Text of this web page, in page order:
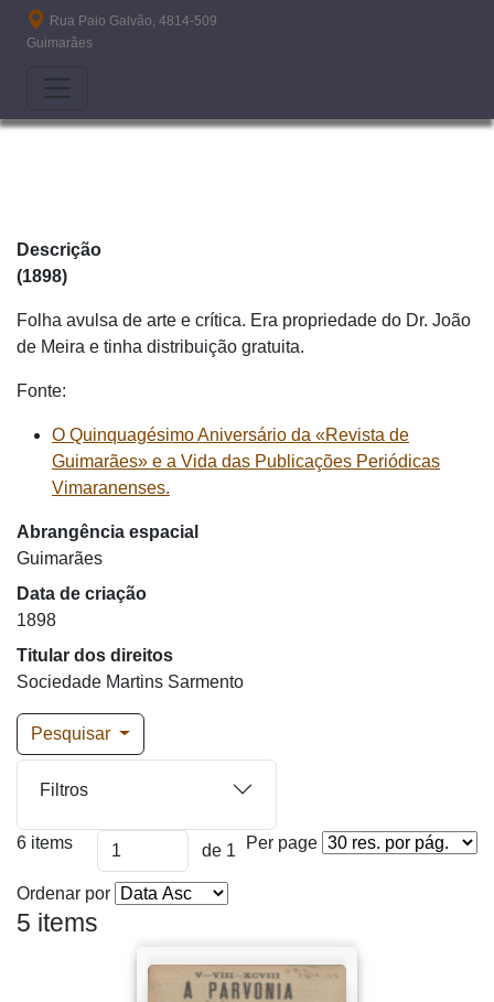
Passar para o conteúdo principal
Rua Paio Galvão, 4814-509
Guimarães
Descrição
(1898)
Folha avulsa de arte e crítica. Era propriedade do Dr. João
de Meira e tinha distribuição gratuita.
Fonte:
O Quinquagésimo Aniversário da «Revista de
Guimarães» e a Vida das Publicações Periódicas
Vimaranenses.
Abrangência espacial
Guimarães
Data de criação
1898
Titular dos direitos
Sociedade Martins Sarmento
Pesquisar
Filtros
6 items de 1 Per page
Ordenar por
5 items